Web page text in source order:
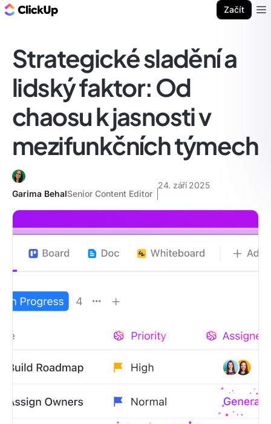
Začít
Strategické sladění a
lidský faktor: Od
chaosu k jasnosti v
mezifunkčních týmech
Garima BehalSenior Content Editor
24. září 2025